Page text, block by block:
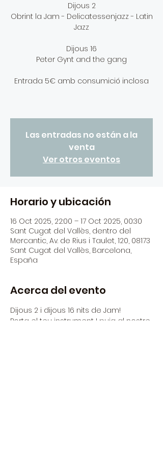
Dijous 2
Obrint la Jam - Delicatessenjazz - Latin
Jazz
Dijous 16
Peter Gynt and the gang
Entrada 5€ amb consumició inclosa
Las entradas no están a la
venta
Ver otros eventos
Horario y ubicación
16 Oct 2025, 22:00 – 17 Oct 2025, 00:30
Sant Cugat del Vallès, dentro del
Mercantic, Av. de Rius i Taulet, 120, 08173
Sant Cugat del Vallès, Barcelona,
España
Acerca del evento
Dijous 2 i dijous 16 nits de Jam!
Porta el teu instrument I puja al nostre